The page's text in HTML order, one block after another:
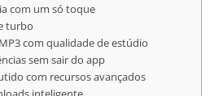
com um só toque
turbo
com qualidade de estúdio
sem sair do app
com recursos avançados